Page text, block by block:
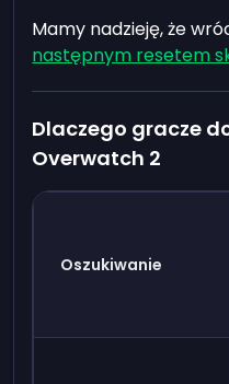
Mamy nadzieję, że
następnym resetem
Dlaczego gracze
Overwatch 2
Oszukiwanie